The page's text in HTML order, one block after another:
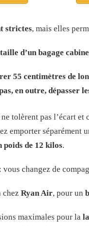
strictes, mais elles
taille d’un bagage
55 centimètres de
en outre, dépasser
tolèrent pas l’écart
emporter
poids de 12 kilos.
changez de
chez Ryan Air, pour un
maximales pour la